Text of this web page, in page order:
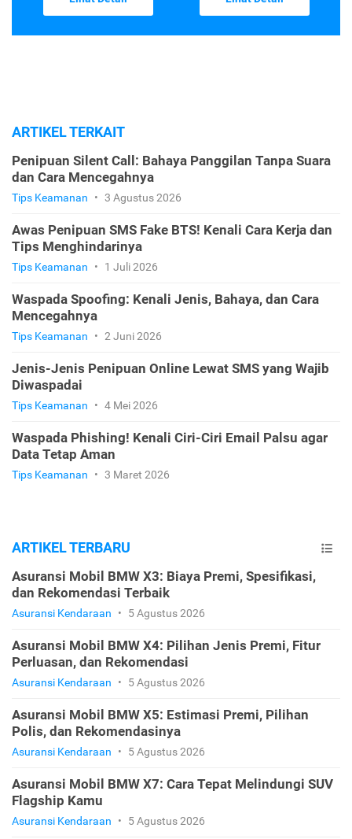
ARTIKEL TERKAIT
Penipuan Silent Call: Bahaya Panggilan Tanpa Suara
dan Cara Mencegahnya
Tips Keamanan • 3 Agustus 2026
Awas Penipuan SMS Fake BTS! Kenali Cara Kerja dan
Tips Menghindarinya
Tips Keamanan • 1 Juli 2026
Waspada Spoofing: Kenali Jenis, Bahaya, dan Cara
Mencegahnya
Tips Keamanan • 2 Juni 2026
Jenis-Jenis Penipuan Online Lewat SMS yang Wajib
Diwaspadai
Tips Keamanan • 4 Mei 2026
Waspada Phishing! Kenali Ciri-Ciri Email Palsu agar
Data Tetap Aman
Tips Keamanan • 3 Maret 2026
ARTIKEL TERBARU
Asuransi Mobil BMW X3: Biaya Premi, Spesifikasi,
dan Rekomendasi Terbaik
Asuransi Kendaraan • 5 Agustus 2026
Asuransi Mobil BMW X4: Pilihan Jenis Premi, Fitur
Perluasan, dan Rekomendasi
Asuransi Kendaraan • 5 Agustus 2026
Asuransi Mobil BMW X5: Estimasi Premi, Pilihan
Polis, dan Rekomendasinya
Asuransi Kendaraan • 5 Agustus 2026
Asuransi Mobil BMW X7: Cara Tepat Melindungi SUV
Flagship Kamu
Asuransi Kendaraan • 5 Agustus 2026